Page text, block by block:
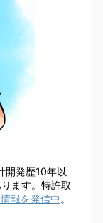
開発歴10年以
ます。特許取
報を発信中 。